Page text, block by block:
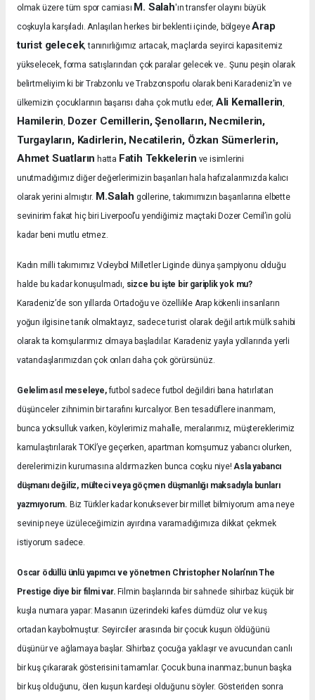
olmak üzere tüm spor camiası M. Salah'ın transfer olayını büyük
coşkuyla karşıladı.Anlaşılan herkes bir beklenti içinde, bölgeyeArap
turist gelecek, tanınırlığımız artacak, maçlarda seyirci kapasitemiz
yükselecek, forma satışlarından çok paralar gelecek ve.. Şunu peşin olarak
belirtmeliyim ki bir Trabzonlu ve Trabzonsporlu olarak beni Karadeniz’in ve
ülkemizin çocuklarının başarısı daha çok mutlu eder, Ali Kemallerin,
Hamilerin, Dozer Cemillerin, Şenolların, Necmilerin,
Turgayların, Kadirlerin, Necatilerin, Özkan Sümerlerin,
Ahmet Suatların hatta Fatih Tekkelerin ve isimlerini
unutmadığımız diğer değerlerimizin başarıları hala hafızalarımızda kalıcı
olarak yerini almıştır. M.Salah gollerine, takımımızın başarılarına elbette
sevinirim fakat hiç biri Liverpool’u yendiğimiz maçtaki Dozer Cemil’in golü
kadar beni mutlu etmez.
Kadın milli takımımız Voleybol Milletler Liginde dünya şampiyonu olduğu
halde bu kadar konuşulmadı, sizce bu işte bir gariplik yok mu?
Karadeniz’de son yıllarda Ortadoğu ve özellikle Arap kökenli insanların
yoğun ilgisine tanık olmaktayız, sadece turist olarak değil artık mülk sahibi
olarak ta komşularımız olmaya başladılar. Karadeniz yayla yollarında yerli
vatandaşlarımızdan çok onları daha çok görürsünüz.
Gelelim asıl meseleye,futbol sadece futbol değildiri bana hatırlatan
düşünceler zihnimin bir tarafını kurcalıyor. Ben tesadüflere inanmam,
bunca yoksulluk varken, köylerimiz mahalle, meralarımız, müştereklerimiz
kamulaştırılarak TOKİ’ye geçerken, apartman komşumuz yabancı olurken,
derelerimizin kurumasına aldırmazken bunca coşku niye!Asla yabancı
düşmanı değiliz, mülteci veya göçmen düşmanlığı maksadıyla bunları
yazmıyorum. Biz Türkler kadar konuksever bir millet bilmiyorum ama neye
sevinip neye üzüleceğimizin ayırdına varamadığımıza dikkat çekmek
istiyorum sadece.
Oscar ödüllü ünlü yapımcı ve yönetmen Christopher Nolan’nın The
Prestige diye bir filmi var. Filmin başlarında bir sahnede sihirbaz küçük bir
kuşla numara yapar: Masanın üzerindeki kafes dümdüz olur ve kuş
ortadan kaybolmuştur. Seyirciler arasında bir çocuk kuşun öldüğünü
düşünür ve ağlamaya başlar. Sihirbaz çocuğa yaklaşır ve avucundan canlı
bir kuş çıkararak gösterisini tamamlar. Çocuk buna inanmaz; bunun başka
bir kuş olduğunu, ölen kuşun kardeşi olduğunu söyler. Gösteriden sonra